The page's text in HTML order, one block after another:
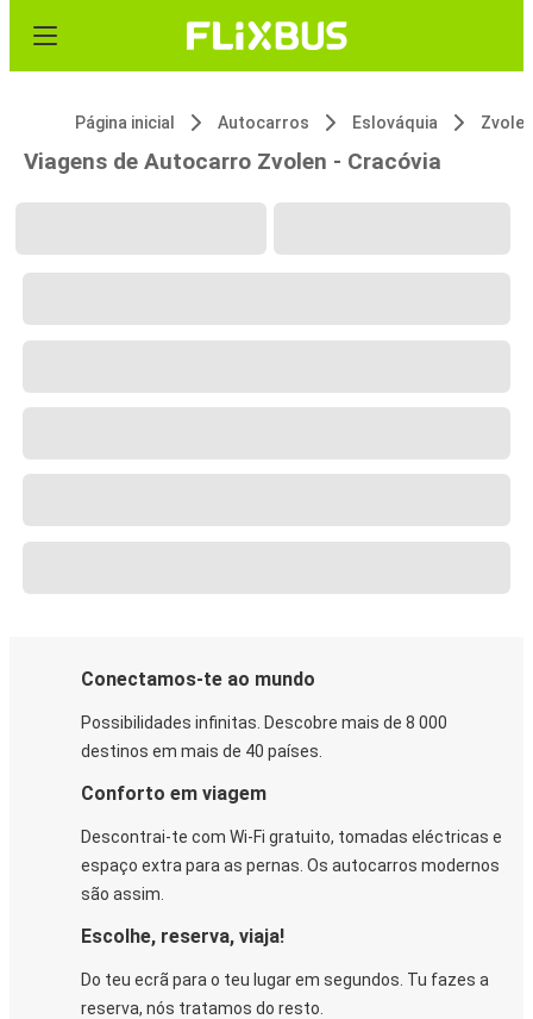
Página inicial Autocarros Eslováquia Zvolen
Viagens de Autocarro Zvolen - Cracóvia
Conectamos-te ao mundo
Possibilidades infinitas. Descobre mais de 8 000
destinos em mais de 40 países.
Conforto em viagem
Descontrai-te com Wi-Fi gratuito, tomadas eléctricas e
espaço extra para as pernas. Os autocarros modernos
são assim.
Escolhe, reserva, viaja!
Do teu ecrã para o teu lugar em segundos. Tu fazes a
reserva, nós tratamos do resto.